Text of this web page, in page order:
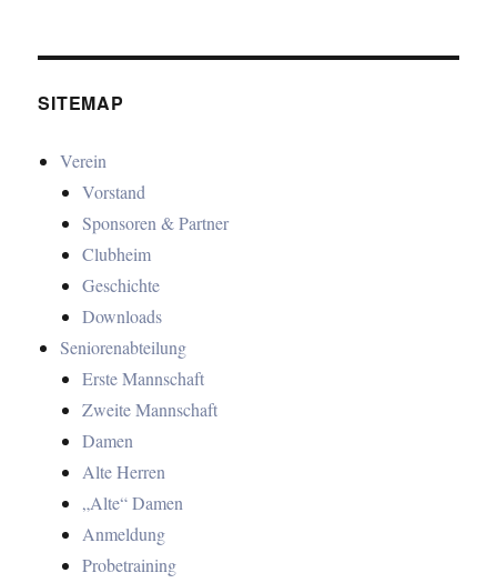
SITEMAP
Verein
Vorstand
Sponsoren & Partner
Clubheim
Geschichte
Downloads
Seniorenabteilung
Erste Mannschaft
Zweite Mannschaft
Damen
Alte Herren
„Alte“ Damen
Anmeldung
Probetraining